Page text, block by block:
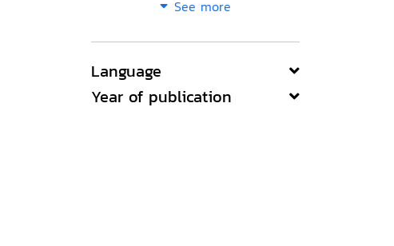
See more
Language
Year of publication